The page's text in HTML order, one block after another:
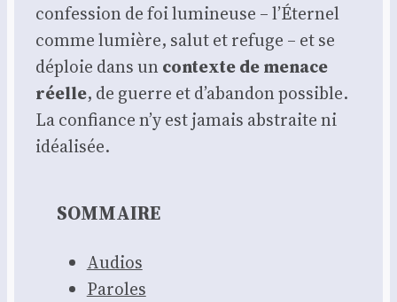
confes­sion de foi lumi­neuse – l’Éternel
comme lumière, salut et refuge – et se
déploie dans uncontexte de menace
réelle, de guerre et d’abandon pos­sible.
La confiance n’y est jamais abs­traite ni
idéa­li­sée.
SOMMAIRE
Audios
Paroles